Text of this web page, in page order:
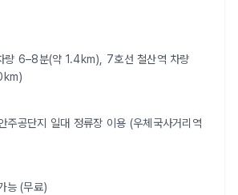
량 6–8분(약 1.4km), 7호선 철산역 차량
주공단지 일대 정류장 이용 (우체국사거리역
능 (무료)